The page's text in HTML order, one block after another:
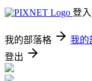
登入
我的部落格 我的
登出